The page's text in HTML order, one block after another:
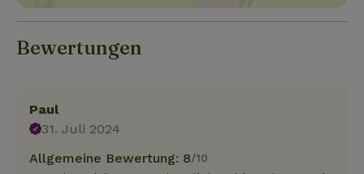
Bewertungen
Paul
31. Juli 2024
Allgemeine Bewertung: 8/10